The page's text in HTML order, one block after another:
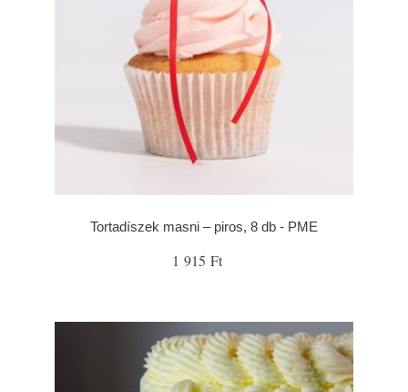
Tortadíszek masni – piros, 8 db - PME
1 915 Ft